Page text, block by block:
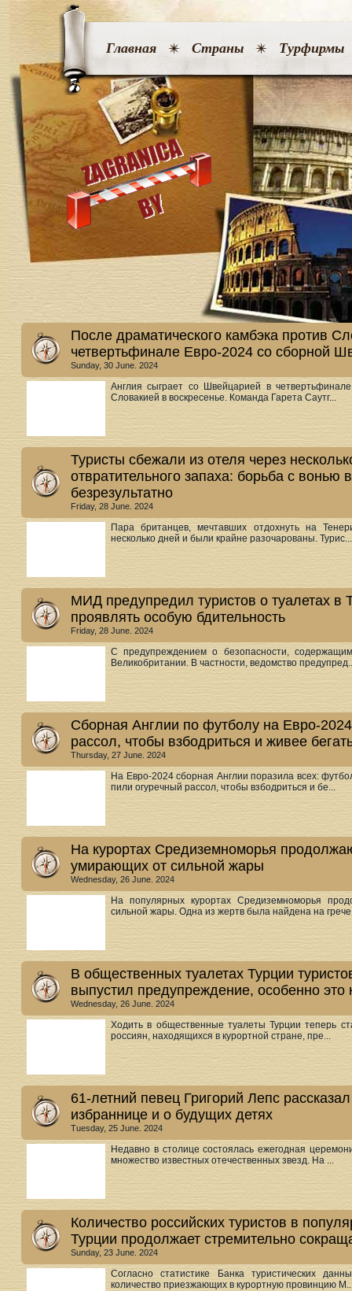
Главная Страны Турфирмы
После драматического камбэка против
четвертьфинале Евро-2024 со сборной
Sunday, 30 June. 2024
Англия сыграет со Швейцарией в
Словакией в воскресенье. Команда Гарета Саутг...
Туристы сбежали из отеля через
отвратительного запаха: борьба с вонью
безрезультатно
Friday, 28 June. 2024
Пара британцев, мечтавших отдохнуть на
несколько дней и были крайне разочарованы. Турис...
МИД предупредил туристов о туалетах в
проявлять особую бдительность
Friday, 28 June. 2024
С предупреждением о безопасности,
Великобритании. В частности, ведомство
Сборная Англии по футболу на Евро-
рассол, чтобы взбодриться и живее
Thursday, 27 June. 2024
На Евро-2024 сборная Англии поразила всех:
пили огуречный рассол, чтобы взбодриться и бе...
На курортах Средиземноморья
умирающих от сильной жары
Wednesday, 26 June. 2024
На популярных курортах Средиземноморья
сильной жары. Одна из жертв была найдена на
В общественных туалетах Турции
выпустил предупреждение, особенно это
Wednesday, 26 June. 2024
Ходить в общественные туалеты Турции теперь
россиян, находящихся в курортной стране, пре...
61-летний певец Григорий Лепс
избраннице и о будущих детях
Tuesday, 25 June. 2024
Недавно в столице состоялась ежегодная
множество известных отечественных звезд. На ...
Количество российских туристов в
Турции продолжает стремительно
Sunday, 23 June. 2024
Согласно статистике Банка туристических
количество приезжающих в курортную провинцию